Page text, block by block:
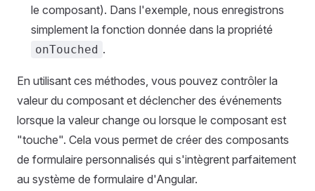
le composant). Dans l'exemple, nous enregistrons
simplement la fonction donnée dans la propriété
onTouched .
En utilisant ces méthodes, vous pouvez contrôler la
valeur du composant et déclencher des événements
lorsque la valeur change ou lorsque le composant est
"touche". Cela vous permet de créer des composants
de formulaire personnalisés qui s'intègrent parfaitement
au système de formulaire d'Angular.